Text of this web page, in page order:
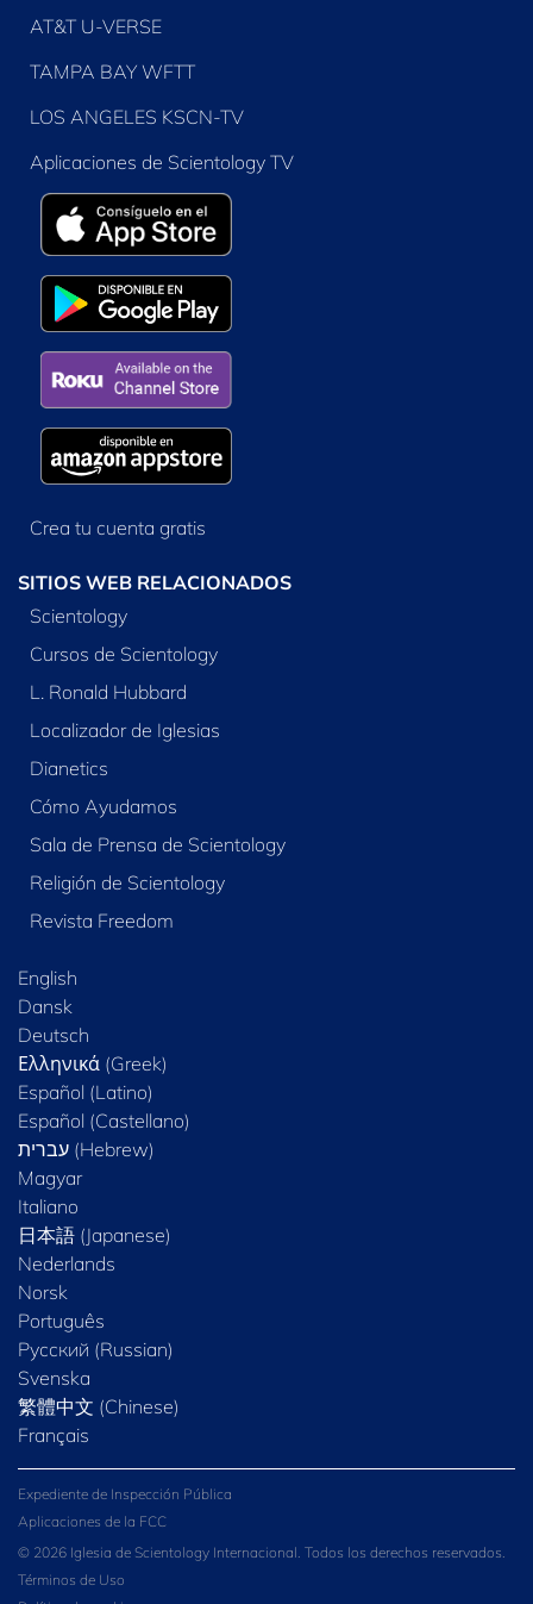
AT&T U-VERSE
TAMPA BAY WFTT
LOS ANGELES KSCN-TV
Aplicaciones de Scientology TV
Crea tu cuenta gratis
SITIOS WEB RELACIONADOS
Scientology
Cursos de Scientology
L. Ronald Hubbard
Localizador de Iglesias
Dianetics
Cómo Ayudamos
Sala de Prensa de Scientology
Religión de Scientology
Revista Freedom
English
Dansk
Deutsch
Ελληνικά (Greek)
Español (Latino)
Español (Castellano)
Magyar
Italiano
日本語 (Japanese)
Nederlands
Norsk
Português
Русский (Russian)
Svenska
繁體中文 (Chinese)
Français
Expediente de Inspección Pública
Aplicaciones de la FCC
© 2026 Iglesia de Scientology Internacional. Todos los derechos reservados.
Términos de Uso